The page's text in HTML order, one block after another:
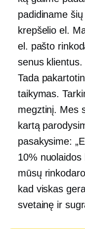
padidiname
krepšelio el.
el. pašto
senus klientus.
Tada
taikymas.
megztinį. Mes
kartą
pasakysime:
10% nuolaidos
mūsų
kad viskas
svetainę ir